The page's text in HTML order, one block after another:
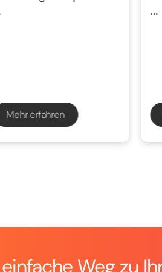
Mehr erfahren
...
Weg zu